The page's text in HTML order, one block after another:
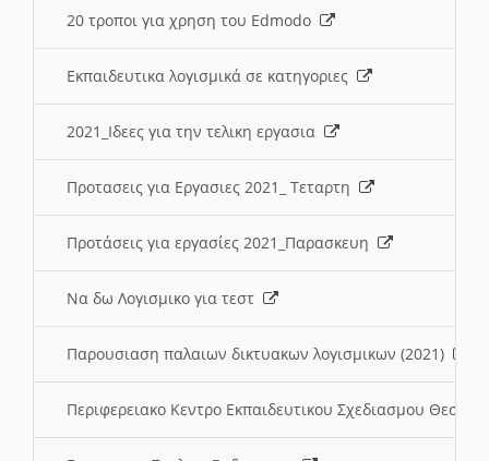
20 τροποι για χρηση του Edmodo
Εκπαιδευτικα λογισμικά σε κατηγοριες
2021_Ιδεες για την τελικη εργασια
Προτασεις για Εργασιες 2021_ Τεταρτη
Προτάσεις για εργασίες 2021_Παρασκευη
Να δω Λογισμικο για τεστ
Παρουσιαση παλαιων δικτυακων λογισμικων (2021)
Περιφερειακο Κεντρο Εκπαιδευτικου Σχεδιασμου